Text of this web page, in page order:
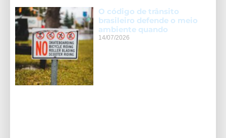
O código de trânsito
brasileiro defende o meio
ambiente quando
14/07/2026